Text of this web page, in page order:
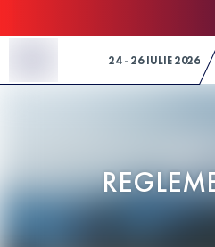
24 - 26 IULIE 2026